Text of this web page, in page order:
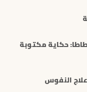
حكاية مكتوبة
النفوس